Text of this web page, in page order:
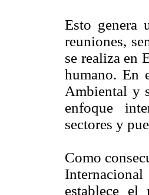
Esto
reuniones,
se realiza en
humano. En
Ambiental y
enfoque
sectores y
Como
establece el